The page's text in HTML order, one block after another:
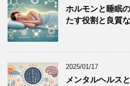
ホルモンと睡眠
たす役割と良質
2025/01/17
メンタルヘルス